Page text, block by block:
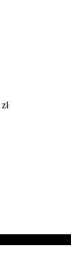
zł